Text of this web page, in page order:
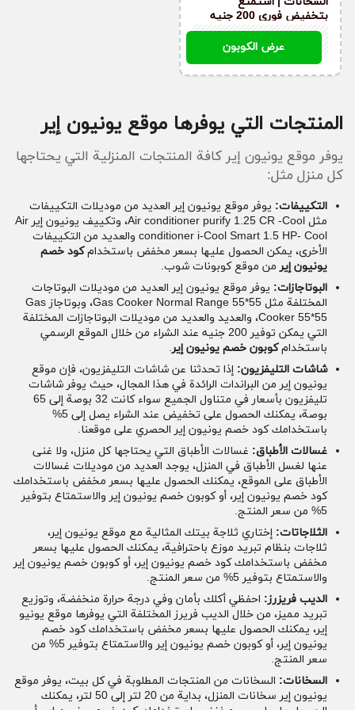
إختر المنتج الذي تود شراؤه من خلال الموقع، ثم إدخل
إلى صفحة الشراء للدفع.
إدخل إلى صفحةكود خصم يونيون
كوبونات شوب، ستجد أكثر من كوبون خصم يونيون
إير، إختر كوبون الخصم المناسب لك.
المنتجات التي يوفرها موقع يونيون إير
يوفر موقع يونيون إير كافة المنتجات المنزلية التي
يحتاجها كل منزل مثل:
التكييفات:يوفر موقع يونيون إير العديد من موديلات
التكييفات مثل Air conditioner purify 1.25 CR -
Cool، وتكييف يونيون إير Air conditioner i-Cool
Smart 1.5 HP- Cool والعديد من التكييفات الأخرى،
يمكن الحصول عليها بسعر مخفض باستخدام
يونيون إيرمن موقع كوبونات شوب.
البوتاجازات:يوفر موقع يونيون إير العديد من موديلات
البوتاجات المختلفة مثل Gas Cooker Normal Range
من موديلات البوتاجازات المختلفة التي يمكن توفير
200 جنيه عند الشراء من خلال الموقع الرسمي
باستخدامكوبون خصم يونيون إير.
شاشات التليفزيون:إذا تحدثنا عن شاشات التليفزيون،
فإن موقع يونيون إير من البراندات الرائدة في هذا
المجال، حيث يوفر شاشات تليفزيون بأسعار في متناول
الجميع سواء كانت 32 بوصة إلى 65 بوصة، يمكنك
بتخفيض فوري 200 جنيه
عند الشراء
عرض الكوبون
المنتجات التي يوفرها موقع يونيون إير
يوفر موقع يونيون إير كافة المنتجات المنزلية التي يحتاجها
كل منزل مثل:
التكييفات: يوفر موقع يونيون إير العديد من موديلات التكييفات
مثل Air conditioner purify 1.25 CR -Cool، وتكييف يونيون إير Air
conditioner i-Cool Smart 1.5 HP- Cool والعديد من التكييفات
الأخرى، يمكن الحصول عليها بسعر مخفض باستخدامكود خصم
يونيون إيرمن موقع كوبونات شوب.
البوتاجازات: يوفر موقع يونيون إير العديد من موديلات البوتاجات
المختلفة مثل Gas Cooker Normal Range 55*55، وبوتاجاز Gas
Cooker 55*55، والعديد والعديد من موديلات البوتاجازات المختلفة
التي يمكن توفير 200 جنيه عند الشراء من خلال الموقع الرسمي
باستخدامكوبون خصم يونيون إير.
شاشات التليفزيون: إذا تحدثنا عن شاشات التليفزيون، فإن موقع
يونيون إير من البراندات الرائدة في هذا المجال، حيث يوفر شاشات
تليفزيون بأسعار في متناول الجميع سواء كانت 32 بوصة إلى 65
بوصة، يمكنك الحصول على تخفيض عند الشراء يصل إلى 5%
باستخدامك كود خصم يونيون إير الحصري على موقعنا.
غسالات الأطباق: غسالات الأطباق التي يحتاجها كل منزل، ولا غنى
عنها لغسل الأطباق في المنزل، يوجد العديد من موديلات غسالات
الأطباق على الموقع، يمكنك الحصول عليها بسعر مخفض باستخدامك
كود خصم يونيون إير، أو كوبون خصم يونيون إير والاستمتاع بتوفير
5% من سعر المنتج.
الثلاجاتات: إختاري ثلاجة بيتك المثالية مع موقع يونيون إير،
ثلاجات بنظام تبريد موزع باحترافية، يمكنك الحصول عليها بسعر
مخفض باستخدامك كود خصم يونيون إير، أو كوبون خصم يونيون إير
والاستمتاع بتوفير 5% من سعر المنتج.
الديب فريزرز: احفظي أكلك بأمان وفي درجة حرارة منخفضة، وتوزيع
تبريد مميز، من خلال الديب فريرز المختلفة التي يوفرها موقع يونيو
إير، يمكنك الحصول عليها بسعر مخفض باستخدامك كود خصم
يونيون إير، أو كوبون خصم يونيون إير والاستمتاع بتوفير 5% من
سعر المنتج.
السخانات: السخانات من المنتجات المطلوبة في كل بيت، يوفر موقع
يونيون إير سخانات المنزل، بداية من 20 لتر إلى 50 لتر، يمكنك